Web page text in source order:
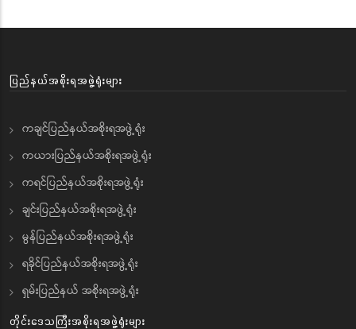
ပြည်နယ်အစိုးရအဖွဲ့ရုံးများ
ကချင်ပြည်နယ်အစိုးရအဖွဲ့ရုံး
ကယားပြည်နယ်အစိုးရအဖွဲ့ရုံး
ကရင်ပြည်နယ်အစိုးရအဖွဲ့ရုံး
ချင်းပြည်နယ်အစိုးရအဖွဲ့ရုံး
မွန်ပြည်နယ်အစိုးရအဖွဲ့ရုံး
ရခိုင်ပြည်နယ်အစိုးရအဖွဲ့ရုံး
ရှမ်းပြည်နယ် အစိုးရအဖွဲ့ရုံး
တိုင်းဒေသကြီးအစိုးရအဖွဲ့ရုံးများ